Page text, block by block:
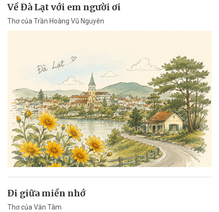
Về Đà Lạt với em người ơi
Thơ của Trần Hoàng Vũ Nguyên
Đi giữa miền nhớ
Thơ của Văn Tâm